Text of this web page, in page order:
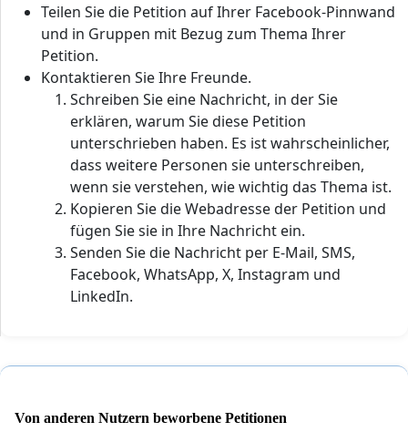
Teilen Sie die Petition auf Ihrer Facebook-Pinnwand
und in Gruppen mit Bezug zum Thema Ihrer
Petition.
Kontaktieren Sie Ihre Freunde.
Schreiben Sie eine Nachricht, in der Sie
erklären, warum Sie diese Petition
unterschrieben haben. Es ist wahrscheinlicher,
dass weitere Personen sie unterschreiben,
wenn sie verstehen, wie wichtig das Thema ist.
Kopieren Sie die Webadresse der Petition und
fügen Sie sie in Ihre Nachricht ein.
Senden Sie die Nachricht per E-Mail, SMS,
Facebook, WhatsApp, X, Instagram und
LinkedIn.
Von anderen Nutzern beworbene Petitionen